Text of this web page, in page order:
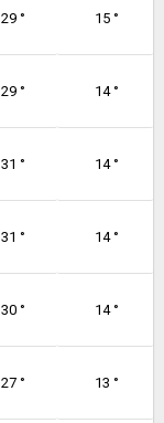
29 ° 15 °
29 ° 14 °
31 ° 14 °
31 ° 14 °
30 ° 14 °
27 ° 13 °